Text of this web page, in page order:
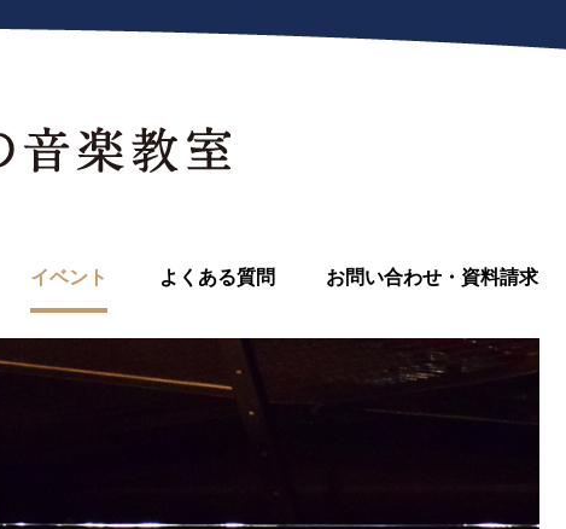
イベント よくある質問 お問い合わせ・資料請求